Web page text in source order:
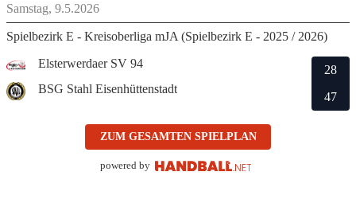
Samstag, 9.5.2026
Spielbezirk E - Kreisoberliga mJA (Spielbezirk E - 2025 / 2026)
Elsterwerdaer SV 94
BSG Stahl Eisenhüttenstadt
28
47
ZUM GESAMTEN SPIELPLAN
powered by